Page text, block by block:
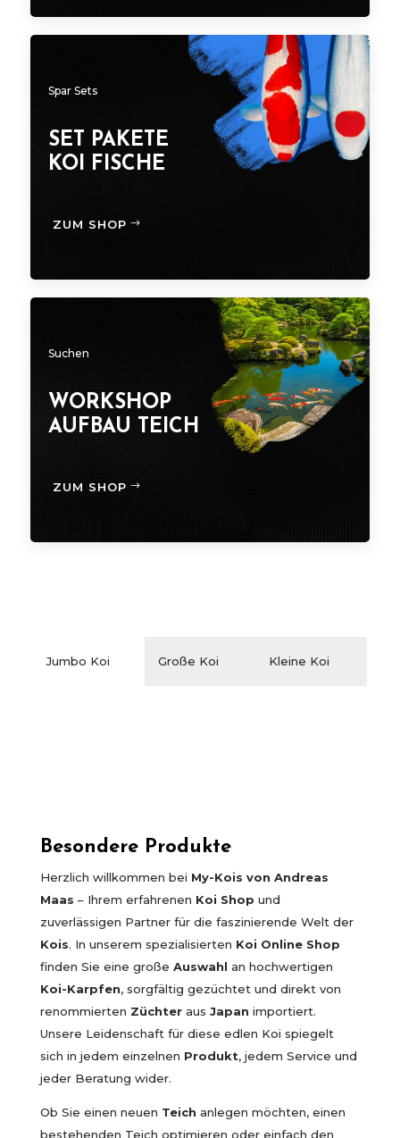
Spar Sets
SET PAKETE
KOI FISCHE
ZUM SHOP
Suchen
WORKSHOP
AUFBAU TEICH
ZUM SHOP
Jumbo Koi Große Koi Kleine Koi
Besondere Produkte
Herzlich willkommen bei My-Kois von Andreas
Maas – Ihrem erfahrenen Koi Shop und
zuverlässigen Partner für die faszinierende Welt der
Kois. In unserem spezialisierten Koi Online Shop
finden Sie eine große Auswahl an hochwertigen
Koi-Karpfen, sorgfältig gezüchtet und direkt von
renommierten Züchteraus Japan importiert.
Unsere Leidenschaft für diese edlen Koi spiegelt
sich in jedem einzelnen Produkt, jedem Service und
jeder Beratung wider.
Ob Sie einen neuen Teich anlegen möchten, einen
bestehenden Teich optimieren oder einfach den